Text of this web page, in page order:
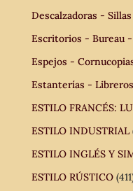
Descalzadoras -
Escritorios - Bureau
Espejos -
Estanterías - Libreros
ESTILO FRANCÉS:
ESTILO INDUSTRIAL
ESTILO INGLÉS Y
ESTILO RÚSTICO